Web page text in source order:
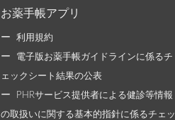
お薬手帳アプリ
利用規約
電子版お薬手帳ガイドラインに係るチ
ェックシート結果の公表
PHRサービス提供者による健診等情報
の取扱いに関する基本的指針に係るチェッ